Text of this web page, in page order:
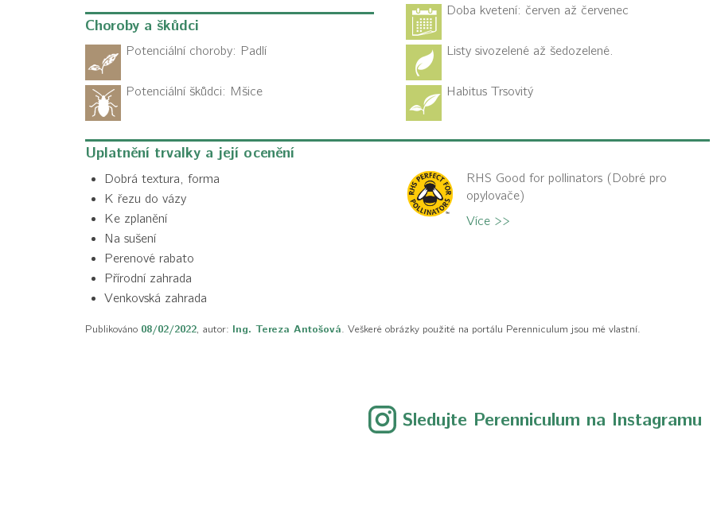
Choroby a škůdci
Potenciální choroby: Padlí
Potenciální škůdci: Mšice
Doba kvetení: červen až červenec
Listy sivozelené až šedozelené.
Habitus Trsovitý
Uplatnění trvalky a její ocenění
Dobrá textura, forma
K řezu do vázy
Ke zplanění
Na sušení
Perenové rabato
Přírodní zahrada
Venkovská zahrada
RHS Good for pollinators (Dobré pro
opylovače)
Více >>
Publikováno 08/02/2022, autor: Ing. Tereza Antošová. Veškeré obrázky použité na portálu Perenniculum jsou mé vlastní.
Sledujte Perenniculum na Instagramu